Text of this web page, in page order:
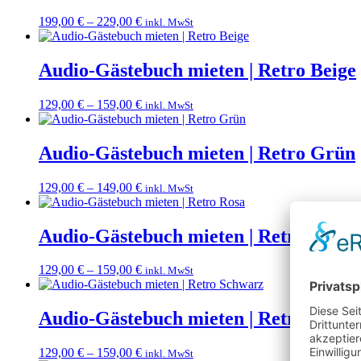
199,00 € – 229,00 € inkl. MwSt
Audio-Gästebuch mieten | Retro Beige
129,00 € – 159,00 € inkl. MwSt
Audio-Gästebuch mieten | Retro Grün
129,00 € – 149,00 € inkl. MwSt
Audio-Gästebuch mieten | Retro Rosa
129,00 € – 159,00 € inkl. MwSt
Audio-Gästebuch mieten | Retro
129,00 € – 159,00 € inkl. MwSt